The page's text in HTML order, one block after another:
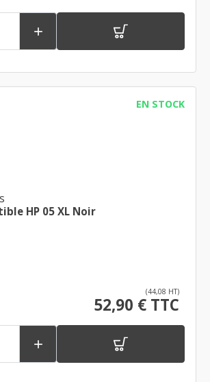

EN STOCK
HP 05 XL Noir
(44,08 HT)
52,90 € TTC
